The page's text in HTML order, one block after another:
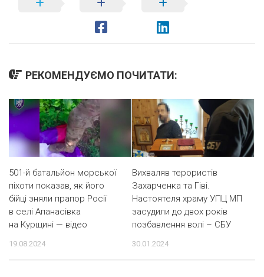
РЕКОМЕНДУЄМО ПОЧИТАТИ:
501-й батальйон морської
піхоти показав, як його
бійці зняли прапор Росії
в селі Апанасівка
на Курщині — відео
19.08.2024
Вихваляв терористів
Захарченка та Гіві.
Настоятеля храму УПЦ МП
засудили до двох років
позбавлення волі – СБУ
30.01.2024